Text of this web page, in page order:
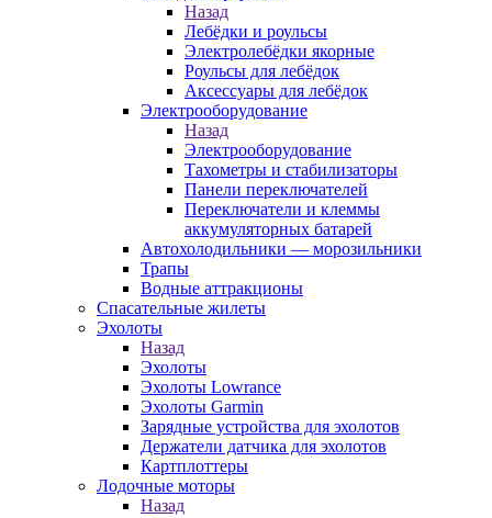
Назад
Лебёдки и роульсы
Электролебёдки якорные
Роульсы для лебёдок
Аксессуары для лебёдок
Электрооборудование
Назад
Электрооборудование
Тахометры и стабилизаторы
Панели переключателей
Переключатели и клеммы
аккумуляторных батарей
Автохолодильники — морозильники
Трапы
Водные аттракционы
Спасательные жилеты
Эхолоты
Назад
Эхолоты
Эхолоты Lowrance
Эхолоты Garmin
Зарядные устройства для эхолотов
Держатели датчика для эхолотов
Картплоттеры
Лодочные моторы
Назад